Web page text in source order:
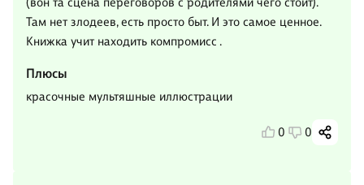
Там нет злодеев, есть просто быт. И это самое ценное.
Книжка учит находить компромисс .
Плюсы
красочные мультяшные иллюстрации
0 0